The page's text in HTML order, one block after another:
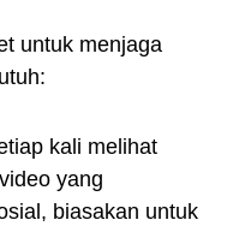
untuk menjaga
kali melihat
yang
biasakan untuk